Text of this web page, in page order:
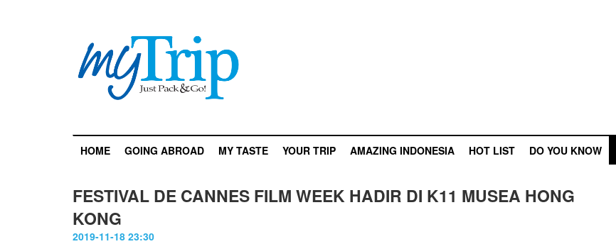
HOME GOING ABROAD MY TASTE YOUR TRIP AMAZING INDONESIA HOT LIST DO YOU KNOW
FESTIVAL DE CANNES FILM WEEK HADIR DI K11 MUSEA HONG
KONG
2019-11-18 23:30